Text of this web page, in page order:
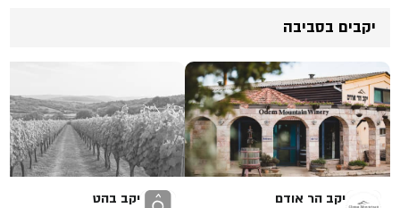
יקבים בסביבה
יקב הר אודם יקב בהט